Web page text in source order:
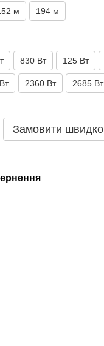
м 194 м
830 Вт 125 Вт
2360 Вт 2685 Вт
Замовити швидко